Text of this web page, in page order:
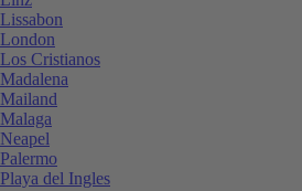
Lissabon
London
Los Cristianos
Madalena
Mailand
Malaga
Neapel
Palermo
Playa del Ingles